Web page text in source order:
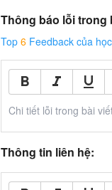
Thông báo lỗi trong
Top 6 Feedback của
Chi tiết lỗi trong bài
Thông tin liên hệ: